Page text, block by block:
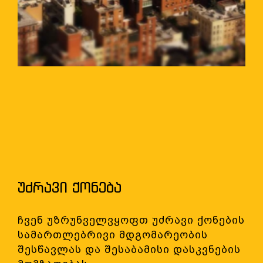
ᲣᲫᲠᲐᲕᲘ ᲥᲝᲜᲔᲑᲐ
ჩვენ უზრუნველვყოფთ უძრავი ქონების
სამართლებრივი მდგომარეობის
შესწავლას და შესაბამისი დასკვნების